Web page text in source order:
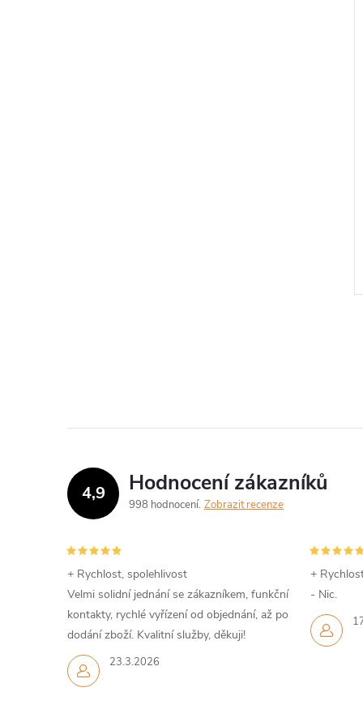
4,9 Hodnocení zákazníků
998 hodnocení Zobrazit recenze
23.3.2026
+ Rychlost, spolehlivost
Velmi solidní jednání se zákazníkem, funkční
kontakty, rychlé vyřízení od objednání, až po
dodání zboží. Kvalitní služby, děkuji!
+
- Nic.